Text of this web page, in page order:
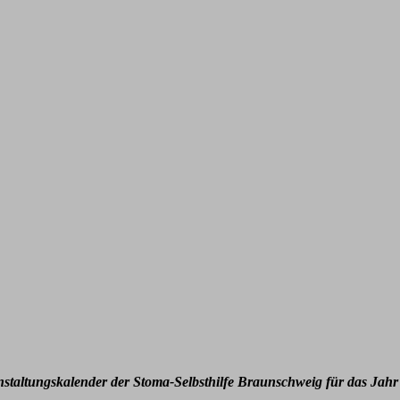
der Stoma-Selbsthilfe Braunschweig für das